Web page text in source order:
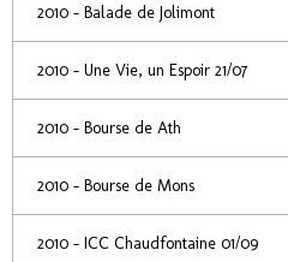
2010 - Balade de Jolimont
2010 - Une Vie, un Espoir 21/07
2010 - Bourse de Ath
2010 - Bourse de Mons
2010 - ICC Chaudfontaine 01/09